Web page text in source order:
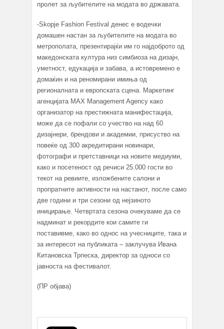
пролет за љубителите на модата во државата.
-Skopje Fashion Festival денес е водечки
домашен настан за љубителите на модата во
метрополата, презентирајќи им го најдоброто од
македонската култура низ симбиоза на дизајн,
уметност, едукација и забава, а истовремено е
домаќин и на реномирани имиња од
регионалната и европската сцена. Маркетинг
агенцијата МAX Management Agency како
организатор на престижната манифестација,
може да се пофали со учество на над 60
дизајнери, брендови и академии, присуство на
повеќе од 300 акредитирани новинари,
фотографи и претставници на новите медиуми,
како и посетеност од речиси 25.000 гости во
текот на ревиите, изложбените салони и
пропратните активности на настанот, после само
две години и три сезони од нејзиното
иницирање. Четвртата сезона очекуваме да се
надминат и рекордите кои самите ги
поставивме, како во однос на учесниците, така и
за интересот на публиката – заклучува Ивана
Китановска Трпеска, директор за односи со
јавноста на фестивалот.
(ПР објава)